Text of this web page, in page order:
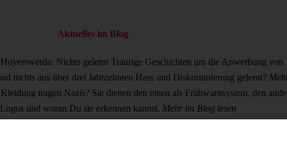
Aktuelles im Blog
Nichts gelernt Traurige Geschichten um die Anwerbung von
nichts aus über drei Jahrzehnten Hass und Diskriminierung gelernt?
tragen Nazis? Sie dienen den einen als Frühwarnsystem, den
und woran Du sie erkennen kannst. Mehr im Blog lesen